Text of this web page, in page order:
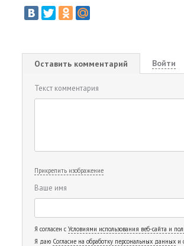
Оставить комментарий Войти
Текст комментария
Прикрепить изображение
Ваше имя
Я согласен с Условиями использования веб-сайта и
Я даю Согласие на обработку персональных данных и